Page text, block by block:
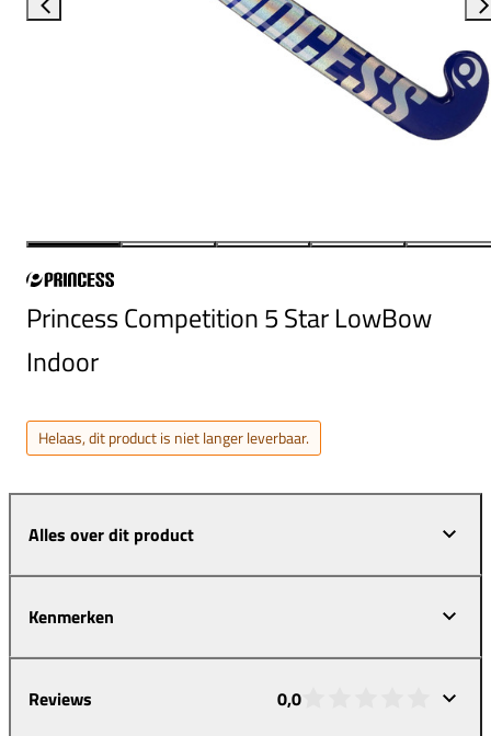
Princess Competition 5 Star LowBow
Indoor
Helaas, dit product is niet langer leverbaar.
Alles over dit product
Kenmerken
Reviews 0,0